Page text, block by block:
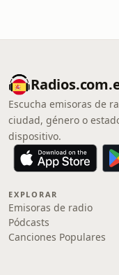
Escucha emisoras de
ciudad, género o
dispositivo.
EXPLORAR
Emisoras de radio
Pódcasts
Canciones Populares